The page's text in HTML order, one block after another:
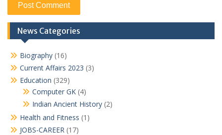
News Categories
Biography (16)
Current Affairs 2023 (3)
Education (329)
Computer GK (4)
Indian Ancient History (2)
Health and Fitness (1)
JOBS-CAREER (17)